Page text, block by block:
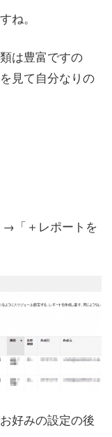
ね。
は豊富ですの
見て自分なりの
→「＋レポートを
好みの設定の後